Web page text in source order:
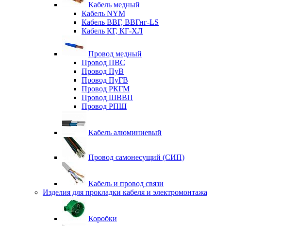
Кабель медный
Кабель NYM
Кабель ВВГ, ВВГнг-LS
Кабель КГ, КГ-ХЛ
Провод медный
Провод ПВС
Провод ПуВ
Провод ПуГВ
Провод РКГМ
Провод ШВВП
Провод РПШ
Кабель алюминиевый
Провод самонесущий (СИП)
Кабель и провод связи
Изделия для прокладки кабеля и электромонтажа
Коробки